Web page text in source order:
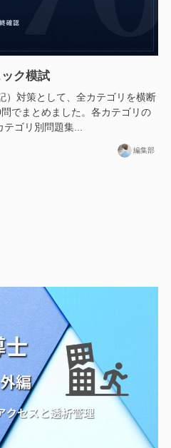
ク模試
）対策として、全カテゴリを横断
でまとめました。各カテゴリの
テゴリ別問題集...
編集部